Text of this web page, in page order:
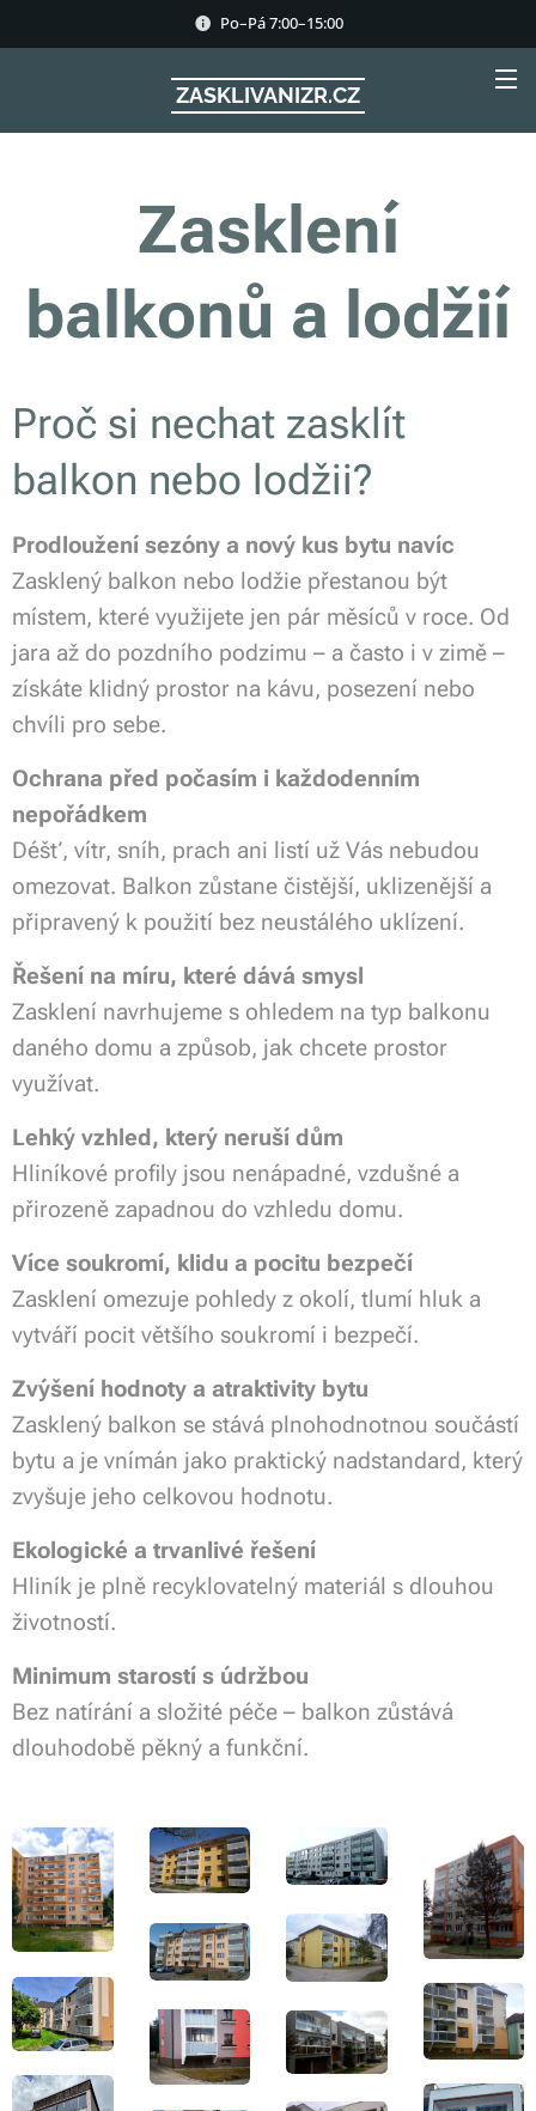
Po–Pá 7:00–15:00
ZASKLIVANIZR.CZ
Zasklení
balkonů a lodžií
Proč si nechat zasklít
balkon nebo lodžii?
Prodloužení sezóny a nový kus bytu navíc
Zasklený balkon nebo lodžie přestanou být
místem, které využijete jen pár měsíců v roce. Od
jara až do pozdního podzimu – a často i v zimě –
získáte klidný prostor na kávu, posezení nebo
chvíli pro sebe.
Ochrana před počasím i každodenním
nepořádkem
Déšť, vítr, sníh, prach ani listí už Vás nebudou
omezovat. Balkon zůstane čistější, uklizenější a
připravený k použití bez neustálého uklízení.
Řešení na míru, které dává smysl
Zasklení navrhujeme s ohledem na typ balkonu
daného domu a způsob, jak chcete prostor
využívat.
Lehký vzhled, který neruší dům
Hliníkové profily jsou nenápadné, vzdušné a
přirozeně zapadnou do vzhledu domu.
Více soukromí, klidu a pocitu bezpečí
Zasklení omezuje pohledy z okolí, tlumí hluk a
vytváří pocit většího soukromí i bezpečí.
Zvýšení hodnoty a atraktivity bytu
Zasklený balkon se stává plnohodnotnou součástí
bytu a je vnímán jako praktický nadstandard, který
zvyšuje jeho celkovou hodnotu.
Ekologické a trvanlivé řešení
Hliník je plně recyklovatelný materiál s dlouhou
životností.
Minimum starostí s údržbou
Bez natírání a složité péče – balkon zůstává
dlouhodobě pěkný a funkční.